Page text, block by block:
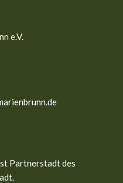
e.V.
Partnerstadt des